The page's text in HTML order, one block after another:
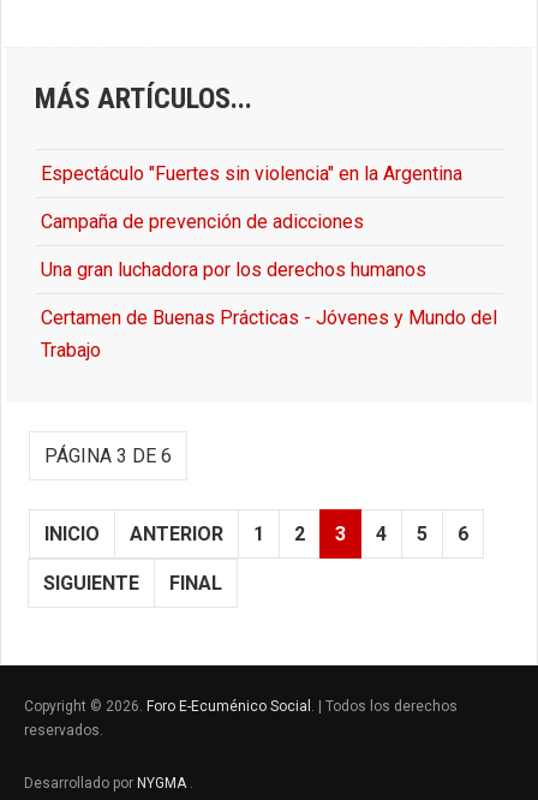
MÁS ARTÍCULOS...
Espectáculo "Fuertes sin violencia" en la Argentina
Campaña de prevención de adicciones
Una gran luchadora por los derechos humanos
Certamen de Buenas Prácticas - Jóvenes y Mundo del
Trabajo
PÁGINA 3 DE 6
INICIO ANTERIOR 1 2 3 4 5 6
SIGUIENTE FINAL
Copyright © 2026. Foro E-Ecuménico Social . | Todos los derechos
reservados.
Desarrollado por NYGMA .